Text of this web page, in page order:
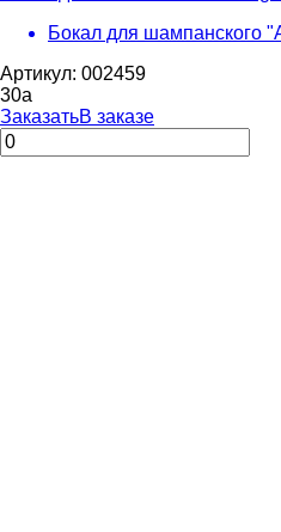
Бокал для шампанского
Артикул: 002459
30a
ЗаказатьВ заказе